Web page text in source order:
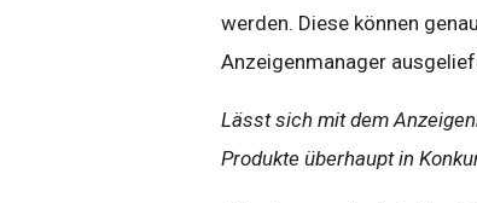
werden. Diese können
Anzeigenmanager
Lässt sich mit dem
Produkte überhaupt in